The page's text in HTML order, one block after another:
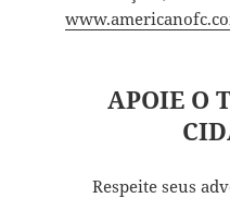
APOIE O
Respeite seus